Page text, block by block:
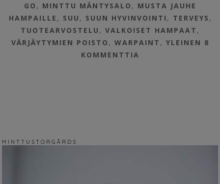
GO , MINTTU MÄNTYSALO , MUSTA JAUHE
HAMPAILLE , SUU , SUUN HYVINVOINTI , TERVEYS ,
TUOTEARVOSTELU ,VALKOISET HAMPAAT ,
VÄRJÄYTYMIEN POISTO ,WARPAINT ,YLEINEN 8
KOMMENTTIA
M I N T T U S T O R G Å R D S